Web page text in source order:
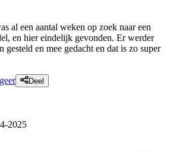
al een aantal weken op zoek naar een
en hier eindelijk gevonden. Er werder
gesteld en mee gedacht en dat is zo super
Deel
2025